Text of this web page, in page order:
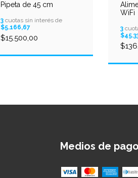
Pipeta de 45 cm
3cuotas sin interés de
$5.166,67
$15.500,00
WiFi
3
Medios de pago